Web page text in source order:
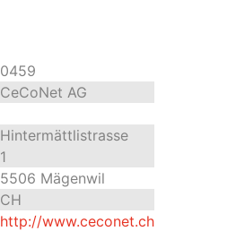
0459
CeCoNet AG
Hintermättlistrasse
1
5506 Mägenwil
CH
http://www.ceconet.ch